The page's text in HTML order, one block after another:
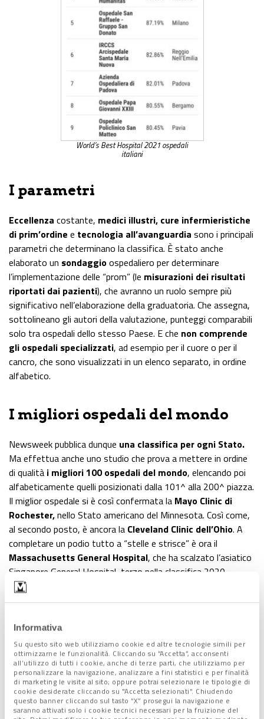
Informativa
Su questo sito web utilizziamo cookie ed altre tecnologie simili per
ottimizzarne le funzionalità. Cliccando su “Accetta”, acconsenti
all’utilizzo di tutti i cookie, anche di terze parti, che utilizziamo per
personalizzare la navigazione, analizzare a fini statistici e per finalità
di marketing le visite al sito; oppure potrai selezionare le tipologie di
cookie desiderate cliccando su "Accetta selezionati". Chiudendo
questo banner cliccando sul tasto “X” prosegui la navigazione e
saranno attivati solo i cookie tecnici necessari per la fruizione del
World’s Best Hospital 2021 ospedali
italiani
I parametri
Eccellenza costante, medici illustri, cure infermieristiche
di prim’ordine e tecnologia all’avanguardia sono i principali
parametri che determinano la classifica. È stato anche
elaborato un sondaggioospedaliero per determinare
l’implementazione delle “prom” (le misurazioni dei risultati
riportati dai pazienti), che avranno un ruolo sempre più
significativo nell’elaborazione della graduatoria. Che assegna,
sottolineano gli autori della valutazione, punteggi comparabili
solo tra ospedali dello stesso Paese. E che non comprende
gli ospedali specializzati, ad esempio per il cuore o per il
cancro, che sono visualizzati in un elenco separato, in ordine
alfabetico.
I migliori ospedali del mondo
Newsweek pubblica dunque una classifica per ogni Stato.
Ma effettua anche uno studio che prova a mettere in ordine
di qualità i migliori 100 ospedali del mondo, elencando poi
alfabeticamente quelli posizionati dalla 101^ alla 200^ piazza.
Il miglior ospedale si è così confermata la Mayo Clinic di
Rochester,nello Stato americano del Minnesota. Così come,
al secondo posto, è ancora la Cleveland Clinic dell’Ohio. A
completare un podio tutto a “stelle e strisce” è ora il
Massachusetts General Hospital, che ha scalzato l’asiatico
Singapore General Hospital, terzo nella classifica 2020.
Quanto agli ospedali italiani,
Ma,nella “Top 100”
Humanitas di Rozzano (MI), 79°al mondo e 4° in Italia con
un punteggio di88,55%(era quarto anche lo scorso anno ma
con 89,7%);l’Ospedale San Raffaele-Gruppo San Donato,
sempre di Milano, rispettivamente88°e 5° (anche in questo
caso una conferma);l’IRCCS Arcispedale Santa Maria